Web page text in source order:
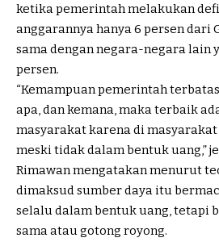
ketika pemerintah melakukan
anggarannya hanya 6 persen dari
sama dengan negara-negara lain
persen.
“Kemampuan pemerintah
apa, dan kemana, maka terbaik
masyarakat karena di
meski tidak dalam bentuk uang,”
Rimawan mengatakan menurut
dimaksud sumber daya itu
selalu dalam bentuk uang, tetapi
sama atau gotong royong.